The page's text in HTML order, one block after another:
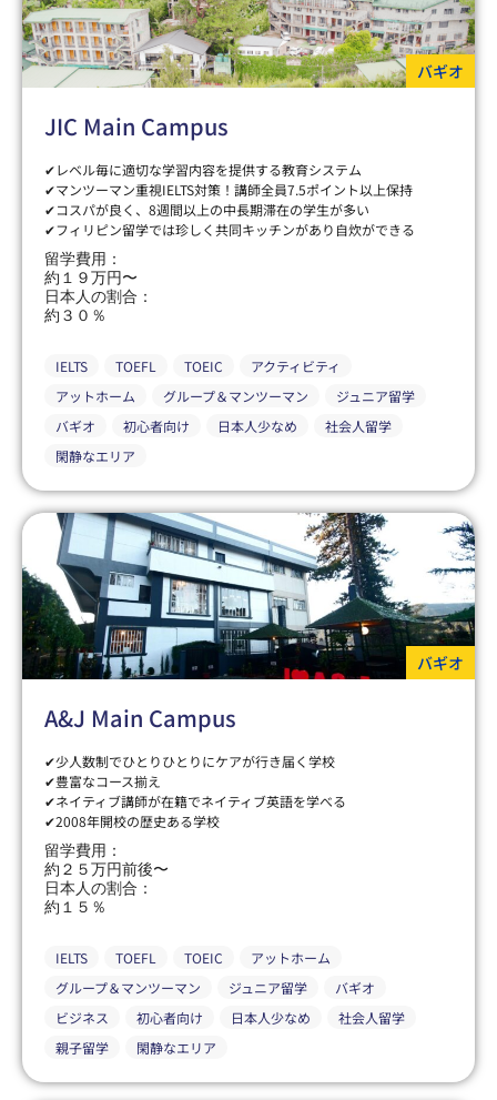
バギオ
JIC Main Campus
✔レベル毎に適切な学習内容を提供する教育システム
✔マンツーマン重視IELTS対策！講師全員7.5ポイント以上保持
✔コスパが良く、8週間以上の中長期滞在の学生が多い
✔フィリピン留学では珍しく共同キッチンがあり自炊ができる
留学費用：
約１９万円〜
日本人の割合：
約３０％
IELTS TOEFL TOEIC
アクティビティ
アットホーム
グループ＆マンツーマン
ジュニア留学
バギオ
初心者向け 日本人少なめ
社会人留学
閑静なエリア
バギオ
A&J Main Campus
✔少人数制でひとりひとりにケアが行き届く学校
✔豊富なコース揃え
✔ネイティブ講師が在籍でネイティブ英語を学べる
✔2008年開校の歴史ある学校
留学費用：
約２５万円前後〜
日本人の割合：
約１５％
IELTS TOEFL TOEIC
アットホーム
グループ＆マンツーマン
ジュニア留学
バギオ
ビジネス
初心者向け 日本人少なめ
社会人留学
親子留学
閑静なエリア